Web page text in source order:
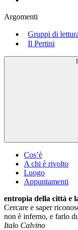
Argomenti
Gruppi di
Il Pertini
Cos’è
A chi è rivolto
Luogo
Appuntamenti
entropia della città e
Cercare e saper
non è inferno, e farlo
Italo Calvino